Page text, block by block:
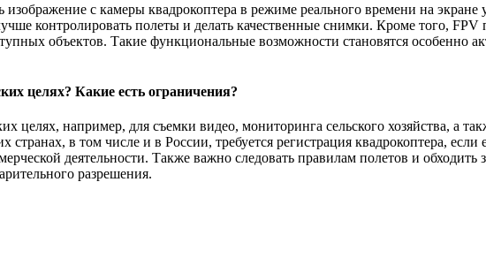
с камеры квадрокоптера в режиме реального времени на экране
контролировать полеты и делать качественные снимки. Кроме того,
объектов. Такие функциональные возможности становятся особенно
целях? Какие есть ограничения?
целях, например, для съемки видео, мониторинга сельского хозяйства, а
в том числе и в России, требуется регистрация квадрокоптера,
деятельности. Также важно следовать правилам полетов и обходить
разрешения.